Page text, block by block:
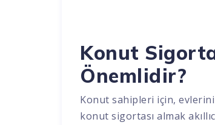
Konut
Önemlidir?
Konut sahipleri için,
konut sigortası almak